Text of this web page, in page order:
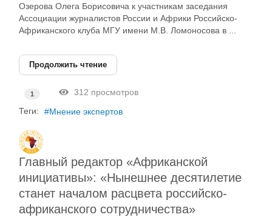
Озерова Олега Борисовича к участникам заседания
Ассоциации журналистов России и Африки Российско-
Африканского клуба МГУ имени М.В. Ломоносова в ...
Продолжить чтение
1
312 просмотров
Теги:
Мнение экспертов
Главный редактор «Африканской
инициативы»: «Нынешнее десятилетие
станет началом расцвета российско-
африканского сотрудничества»